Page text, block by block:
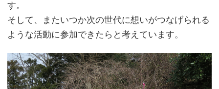
す。
そして、またいつか次の世代に想いがつなげられる
ような活動に参加できたらと考えています。